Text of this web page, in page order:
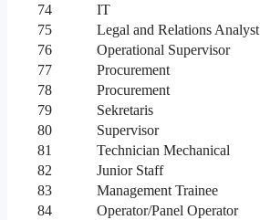
74
IT
75
Legal and Relations Analyst
76
Operational Supervisor
77
Procurement
78
Procurement
79
Sekretaris
80
Supervisor
81
Technician Mechanical
82
Junior Staff
83
Management Trainee
84
Operator/Panel Operator